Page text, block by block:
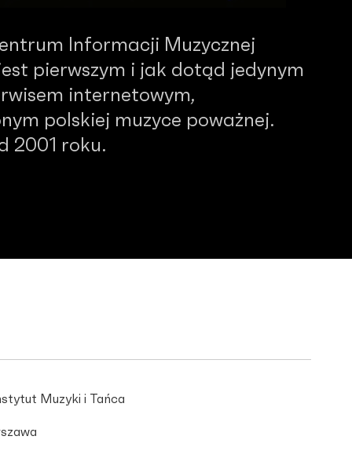
Informacji Muzycznej
pierwszym i jak dotąd jedynym
internetowym,
polskiej muzyce poważnej.
2001 roku.
Muzyki i Tańca